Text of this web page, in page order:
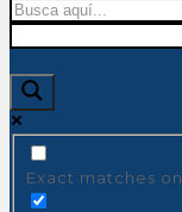
Exact matches